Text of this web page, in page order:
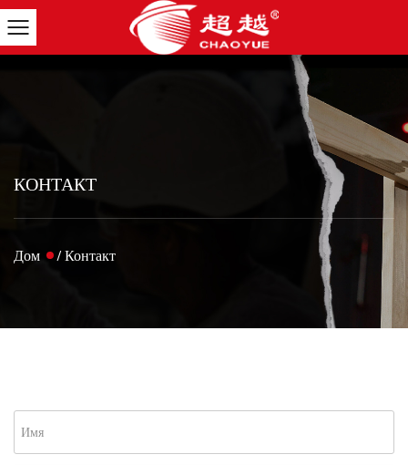
КОНТАКТ
Дом / Контакт